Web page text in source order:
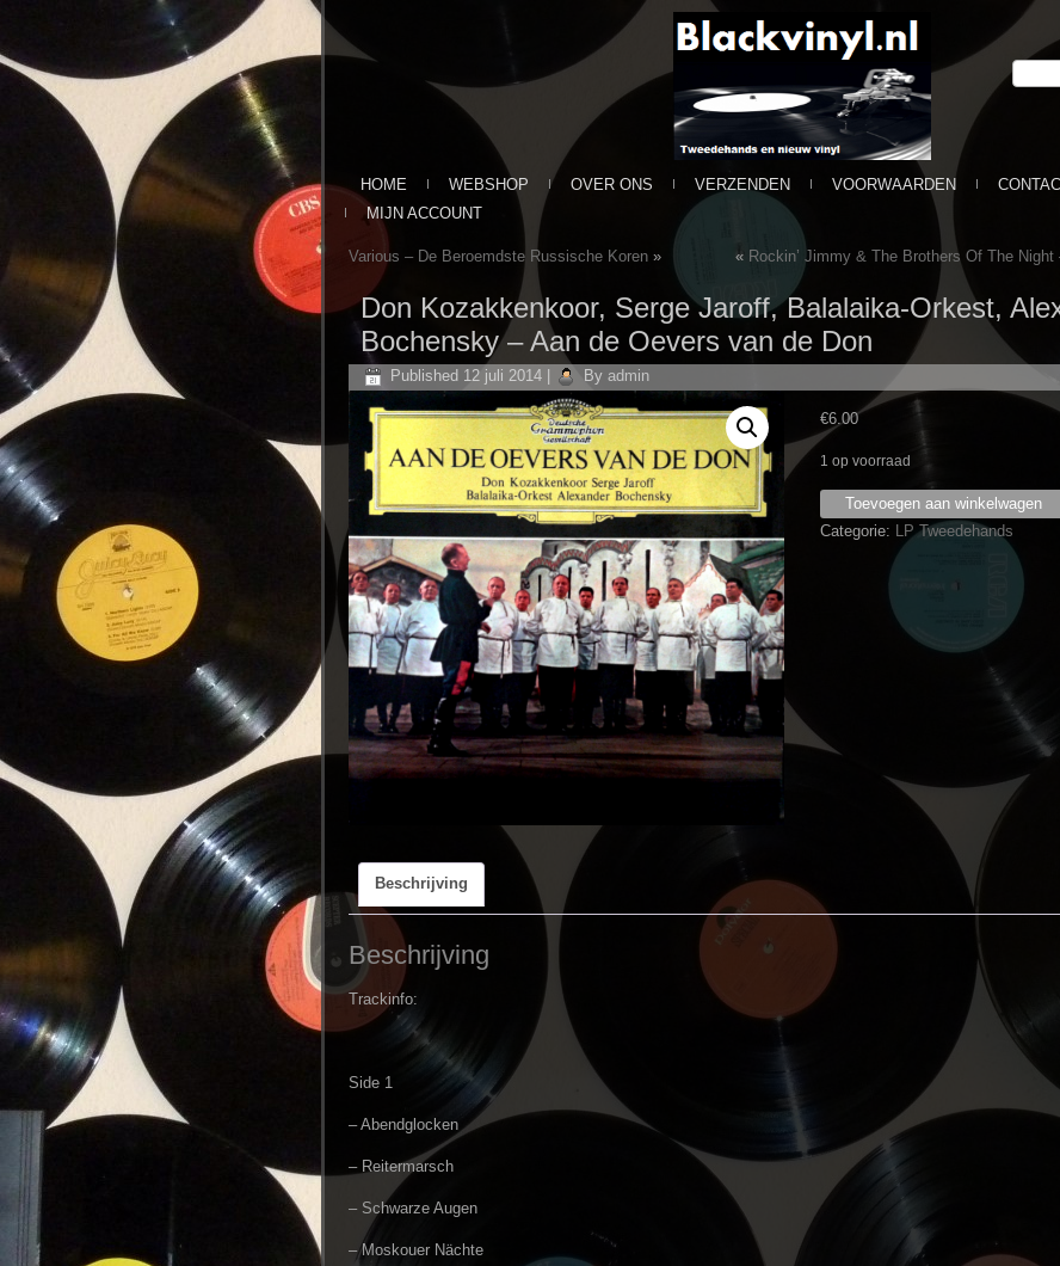
HOME WEBSHOP OVER ONS VERZENDEN VOORWAARDEN
MIJN ACCOUNT
Various – De Beroemdste Russische Koren» « Rockin’ Jimmy & The Brothers Of The
Don Kozakkenkoor, Serge Jaroff, Balalaika-Orkest,
Bochensky – Aan de Oevers van de Don
Published 12 juli 2014| By admin
€6.00
1 op voorraad
Don
Kozakkenkoor,
Aan
Toevoegen aan winkelwagen
Categorie: LP Tweedehands
Beschrijving
Beschrijving
Trackinfo:
Side 1
– Abendglocken
– Reitermarsch
– Schwarze Augen
– Moskouer Nächte